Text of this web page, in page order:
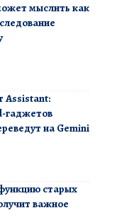
мыслить как
Assistant:
гаджетов
на Gemini
старых
важное